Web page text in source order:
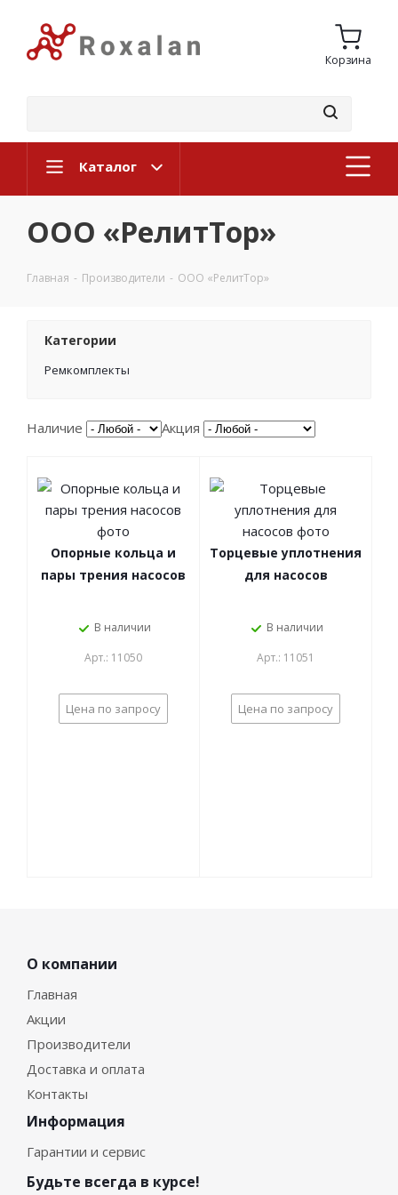
Корзина
Каталог
ООО «РелитТор»
Главная - Производители - ООО «РелитТор»
Категории
Ремкомплекты
Наличие Акция
Опорные кольца и
пары трения насосов
В наличии
Арт.: 11050
Цена по запросу
Торцевые уплотнения
для насосов
В наличии
Арт.: 11051
Цена по запросу
О компании
Главная
Акции
Производители
Доставка и оплата
Контакты
Информация
Гарантии и сервис
Будьте всегда в курсе!